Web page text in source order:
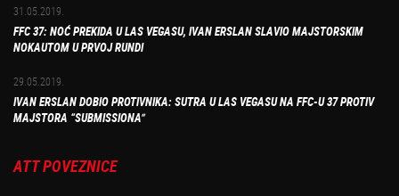
31.05.2019.
FFC 37: NOĆ PREKIDA U LAS VEGASU, IVAN ERSLAN SLAVIO MAJSTORSKIM
NOKAUTOM U PRVOJ RUNDI
29.05.2019.
IVAN ERSLAN DOBIO PROTIVNIKA: SUTRA U LAS VEGASU NA FFC-U 37 PROTIV
MAJSTORA “SUBMISSIONA”
ATT POVEZNICE